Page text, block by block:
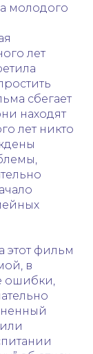
молодого
лет
сбегает
находят
лет никто
этот фильм
в
ошибки,